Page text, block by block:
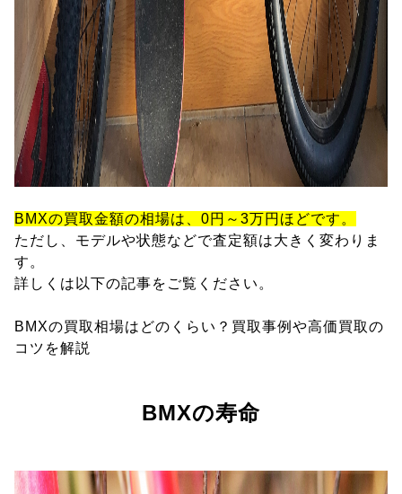
BMXの買取金額の相場は、0円～3万円ほどです。
ただし、モデルや状態などで査定額は大きく変わりま
す。
詳しくは以下の記事をご覧ください。
BMXの買取相場はどのくらい？買取事例や高価買取の
コツを解説
BMXの寿命